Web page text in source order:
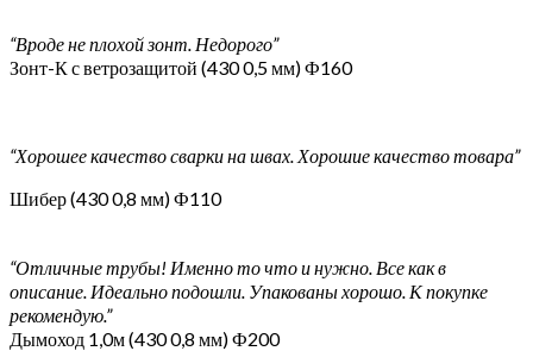
“Вроде не плохой зонт. Недорого”
Зонт-К с ветрозащитой (430 0,5 мм) Ф160
“Хорошее качество сварки на швах. Хорошие качество товара”
Шибер (430 0,8 мм) Ф110
“Отличные трубы! Именно то что и нужно. Все как в
описание. Идеально подошли. Упакованы хорошо. К покупке
рекомендую.”
Дымоход 1,0м (430 0,8 мм) Ф200